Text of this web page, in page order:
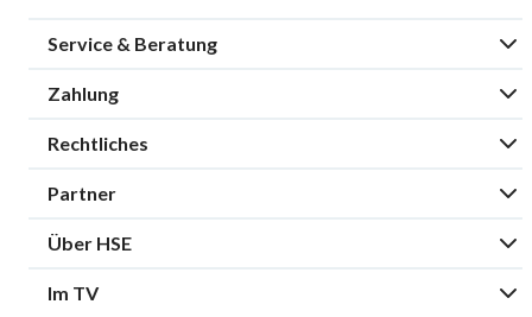
Service & Beratung
Zahlung
Rechtliches
Partner
Über HSE
Im TV